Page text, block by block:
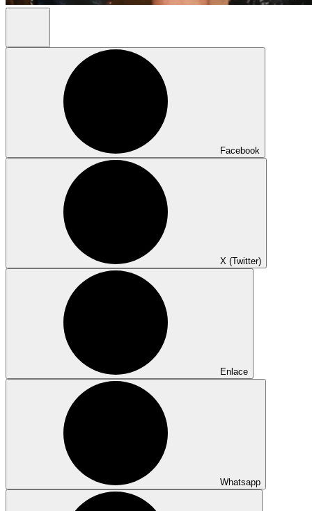
Facebook
X (Twitter)
Enlace
Whatsapp